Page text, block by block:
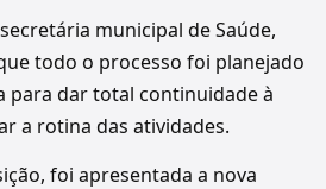
municipal de Saúde,
todo o processo foi planejado
dar total continuidade à
a rotina das atividades.
foi apresentada a nova